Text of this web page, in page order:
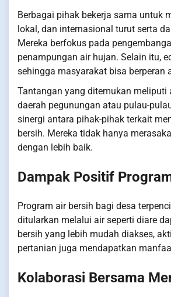
Berbagai pihak bekerja sama untuk
lokal, dan internasional turut serta
Mereka berfokus pada
penampungan air hujan. Selain itu,
sehingga masyarakat bisa berperan
Tantangan yang ditemukan meliputi
daerah pegunungan atau pulau-
sinergi antara pihak-pihak terkait
bersih. Mereka tidak hanya
dengan lebih baik.
Dampak Positif
Program air bersih bagi desa
ditularkan melalui air seperti diare
bersih yang lebih mudah diakses,
pertanian juga mendapatkan
Kolaborasi Bersama